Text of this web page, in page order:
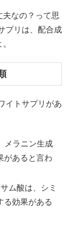
夫なの？って思
プリは、配合成
イトサプリがあ
メラニン生成
があると言わ
ム酸は、シミ
る効果がある